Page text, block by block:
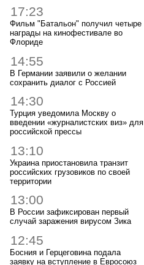
17:23
Фильм "Батальон" получил четыре
награды на кинофестивале во
Флориде
14:55
В Германии заявили о желании
сохранить диалог с Россией
14:30
Турция уведомила Москву о
введении «журналистских виз» для
российской прессы
13:10
Украина приостановила транзит
российских грузовиков по своей
территории
13:00
В России зафиксирован первый
случай заражения вирусом Зика
12:45
Босния и Герцеговина подала
заявку на вступление в Евросоюз